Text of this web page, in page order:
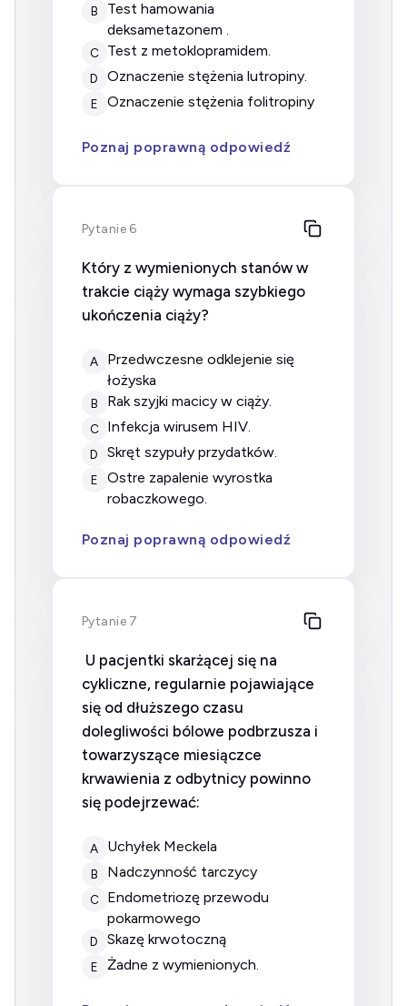
B
test hamowania
deksametazonem .
C test z metoklopramidem.
D oznaczenie stężenia lutropiny.
E oznaczenie stężenia folitropiny
Poznaj poprawną odpowiedź
Pytanie 6
Który z wymienionych stanów w
trakcie ciąży wymaga szybkiego
ukończenia ciąży?
A
przedwczesne odklejenie się
łożyska
B rak szyjki macicy w ciąży.
C infekcja wirusem HIV.
D skręt szypuły przydatków.
E
ostre zapalenie wyrostka
robaczkowego.
Poznaj poprawną odpowiedź
Pytanie 7
U pacjentki skarżącej się na
cykliczne, regularnie pojawiające
się od dłuższego czasu
dolegliwości bólowe podbrzusza i
towarzyszące miesiączce
krwawienia z odbytnicy powinno
się podejrzewać:
A uchyłek Meckela
B nadczynność tarczycy
C
endometriozę przewodu
pokarmowego
D skazę krwotoczną
E żadne z wymienionych.